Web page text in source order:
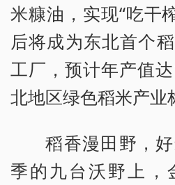
米糠油，实现“吃干
后将成为东北首个
工厂，预计年产值
北地区绿色稻米产业
稻香漫田野，
季的九台沃野上，